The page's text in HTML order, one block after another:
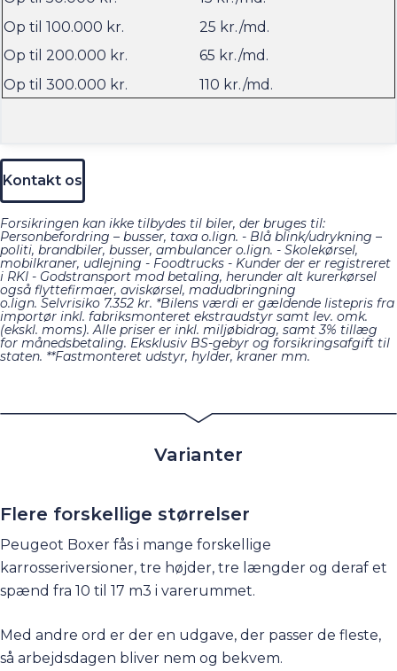
Op til 100.000 kr.
25 kr./md.
Op til 200.000 kr.
65 kr./md.
Op til 300.000 kr.
110 kr./md.
Kontakt os
Forsikringen kan ikke tilbydes til biler, der bruges til:
Personbefordring – busser, taxa o.lign. - Blå blink/udrykning –
politi, brandbiler, busser, ambulancer o.lign. - Skolekørsel,
mobilkraner, udlejning - Foodtrucks - Kunder der er registreret
i RKI - Godstransport mod betaling, herunder alt kurerkørsel
også flyttefirmaer, aviskørsel, madudbringning
o.lign. Selvrisiko 7.352 kr. *Bilens værdi er gældende listepris fra
importør inkl. fabriksmonteret ekstraudstyr samt lev. omk.
(ekskl. moms). Alle priser er inkl. miljøbidrag, samt 3% tillæg
for månedsbetaling. Eksklusiv BS-gebyr og forsikringsafgift til
staten. **Fastmonteret udstyr, hylder, kraner mm.
Varianter
Flere forskellige størrelser
Peugeot Boxer fås i mange forskellige
karrosseriversioner, tre højder, tre længder og deraf et
spænd fra 10 til 17 m3 i varerummet.
Med andre ord er der en udgave, der passer de fleste,
så arbejdsdagen bliver nem og bekvem.